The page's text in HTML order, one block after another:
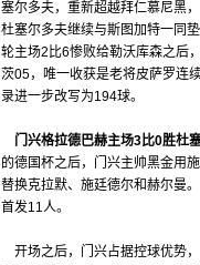
塞尔多夫，重新超越拜仁慕尼黑
杜塞尔多夫继续与斯图加特一同
轮主场2比6惨败给勒沃库森之后
茨05，唯一收获是老将皮萨罗连
录进一步改写为194球。
门兴格拉德巴赫主场3比0胜杜
的德国杯之后，门兴主帅黑金用
替换克拉默、施廷德尔和赫尔曼
首发11人。
开场之后，门兴占据控球优势